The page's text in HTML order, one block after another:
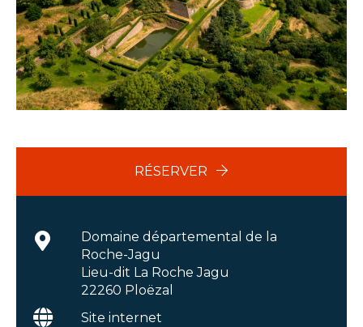
RÉSERVER
Domaine départemental de la
Roche-Jagu
Lieu-dit La Roche Jagu
22260 Ploëzal
Site internet